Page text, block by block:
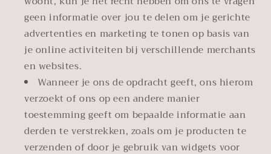
geen informatie over jou te delen om je gerichte
advertenties en marketing te tonen op basis van
je online activiteiten bij verschillende merchants
en websites.
Wanneer je ons de opdracht geeft, ons hierom
verzoekt of ons op een andere manier
toestemming geeft om bepaalde informatie aan
derden te verstrekken, zoals om je producten te
verzenden of door je gebruik van widgets voor